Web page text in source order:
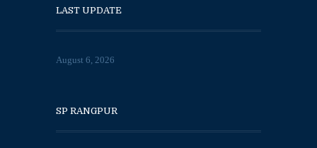
LAST UPDATE
August 6, 2026
SP RANGPUR